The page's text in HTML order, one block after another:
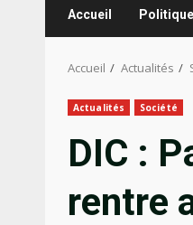
Accueil Politique
Accueil Actualités
Actualités Société
DIC :
rentre